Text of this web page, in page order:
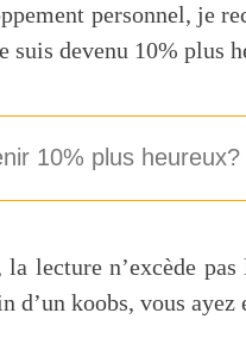
personnel, je
suis devenu 10% plus
10% plus heureux?
lecture n’excède
d’un koobs, vous ayez